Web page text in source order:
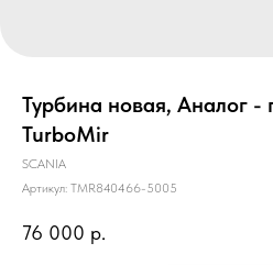
Турбина новая, Аналог -
TurboMir
SCANIA
Артикул: TMR840466-5005
76 000 р.